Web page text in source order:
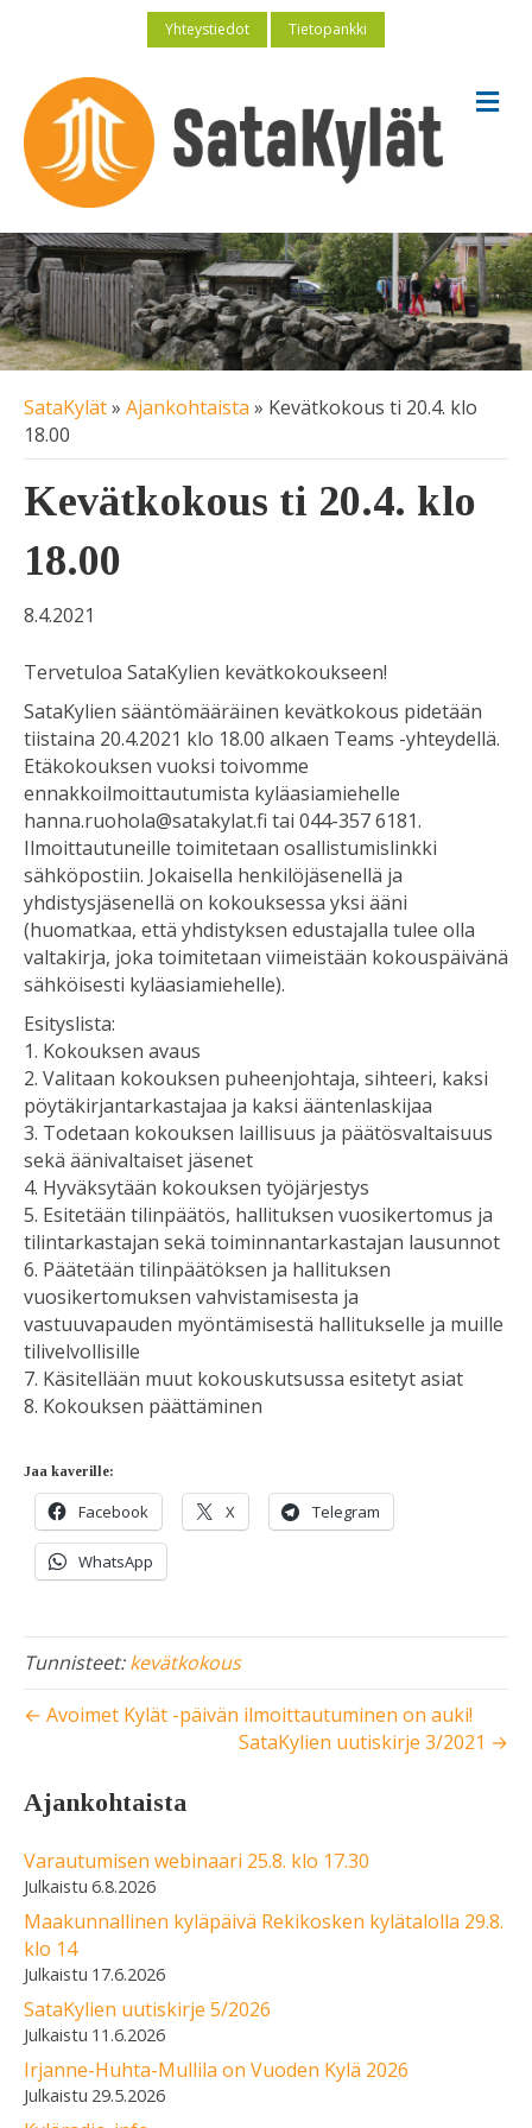
Yhteystiedot Tietopankki
V
a
o
SataKylät» Ajankohtaista » Kevätkokous ti 20.4. klo
18.00
Kevätkokous ti 20.4. klo
18.00
8.4.2021
Tervetuloa SataKylien kevätkokoukseen!
SataKylien sääntömääräinen kevätkokous pidetään
tiistaina 20.4.2021 klo 18.00 alkaen Teams -yhteydellä.
Etäkokouksen vuoksi toivomme
ennakkoilmoittautumista kyläasiamiehelle
hanna.ruohola@satakylat.fi tai 044-357 6181.
Ilmoittautuneille toimitetaan osallistumislinkki
sähköpostiin. Jokaisella henkilöjäsenellä ja
yhdistysjäsenellä on kokouksessa yksi ääni
(huomatkaa, että yhdistyksen edustajalla tulee olla
valtakirja, joka toimitetaan viimeistään kokouspäivänä
sähköisesti kyläasiamiehelle).
Esityslista:
1. Kokouksen avaus
2. Valitaan kokouksen puheenjohtaja, sihteeri, kaksi
pöytäkirjantarkastajaa ja kaksi ääntenlaskijaa
3. Todetaan kokouksen laillisuus ja päätösvaltaisuus
sekä äänivaltaiset jäsenet
4. Hyväksytään kokouksen työjärjestys
5. Esitetään tilinpäätös, hallituksen vuosikertomus ja
tilintarkastajan sekä toiminnantarkastajan lausunnot
6. Päätetään tilinpäätöksen ja hallituksen
vuosikertomuksen vahvistamisesta ja
vastuuvapauden myöntämisestä hallitukselle ja muille
tilivelvollisille
7. Käsitellään muut kokouskutsussa esitetyt asiat
8. Kokouksen päättäminen
Jaa kaverille:
Facebook X Telegram
WhatsApp
Tunnisteet:kevätkokous
← Avoimet Kylät -päivän ilmoittautuminen on auki!
SataKylien uutiskirje 3/2021 →
Ajankohtaista
Varautumisen webinaari 25.8. klo 17.30
6.8.2026
Maakunnallinen kyläpäivä Rekikosken kylätalolla 29.8.
klo 14
17.6.2026
SataKylien uutiskirje 5/2026
11.6.2026
Irjanne-Huhta-Mullila on Vuoden Kylä 2026
29.5.2026